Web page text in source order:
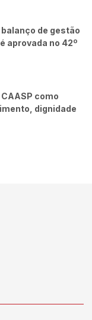
de gestão
aprovada no 42º
como
dignidade